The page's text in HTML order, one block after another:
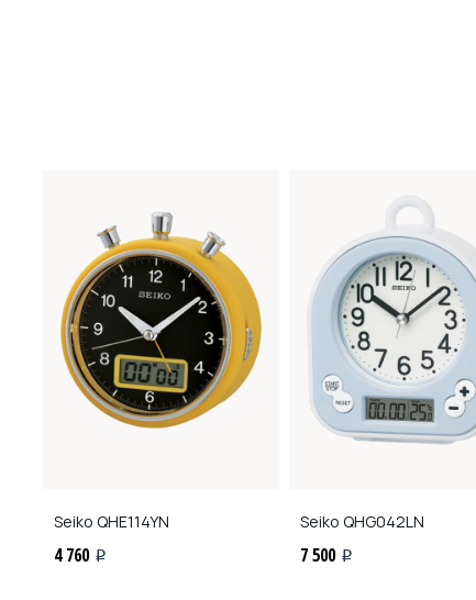
Seiko QHE114YN
4 760 i
Seiko QHG042LN
7 500 i